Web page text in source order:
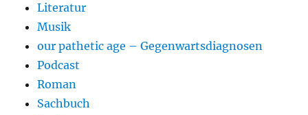
Literatur
Musik
our pathetic age – Gegenwartsdiagnosen
Podcast
Roman
Sachbuch